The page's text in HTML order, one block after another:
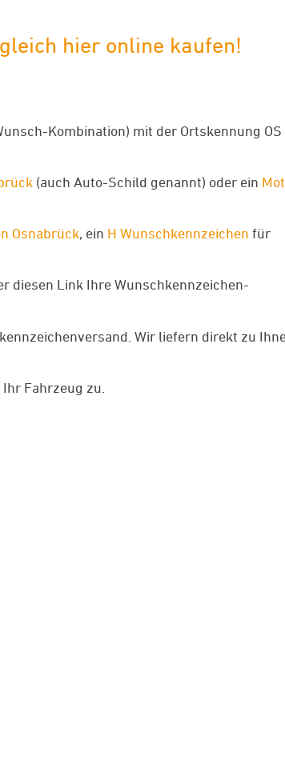
hier online kaufen!
Kombination) mit der Ortskennung OS
(auch Auto-Schild genannt) oder ein
Osnabrück , ein H Wunschkennzeichen für
diesen Link Ihre Wunschkennzeichen-
Wir liefern direkt zu
Fahrzeug zu.